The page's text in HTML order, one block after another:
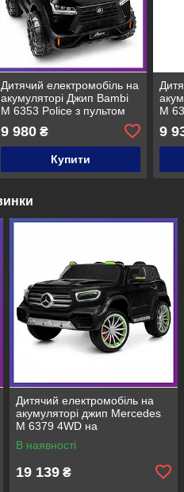
Дитячий електромобіль на
акумуляторі Джип Bambi
M 6353 Police з пультом
радіокерування для дітей
3-8 років Чорний
фарбований
9 980₴
Купити
M
3-8
9
Дитячий електромобіль на
акумуляторі джип Mercedes
M 6379 4WD на
радіокеруванні для дітей 3-8
років Чорний фарбований
В наявності
19 139 ₴